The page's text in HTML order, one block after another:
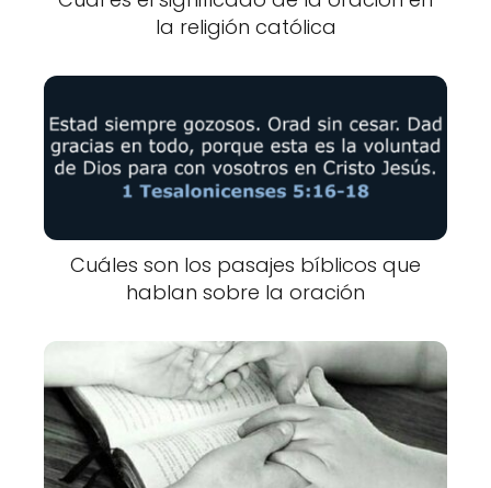
la religión católica
Cuáles son los pasajes bíblicos que
hablan sobre la oración